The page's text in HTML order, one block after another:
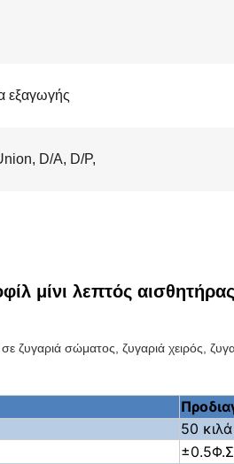
εξαγωγής
D/A, D/P,
μίνι λεπτός
ζυγαριά σώματος, ζυγαριά χειρός,
50 κιλά
±0.5